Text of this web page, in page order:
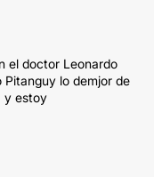
el doctor Leonardo
Pitanguy lo demjor de
y estoy